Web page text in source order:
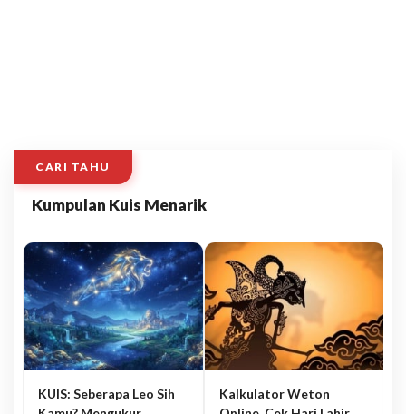
CARI TAHU
Kumpulan Kuis Menarik
KUIS: Seberapa Leo Sih
Kalkulator Weton